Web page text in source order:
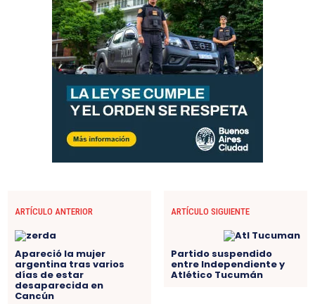
ARTÍCULO ANTERIOR
Apareció la mujer
argentina tras varios
días de estar
desaparecida en
Cancún
ARTÍCULO SIGUIENTE
Partido suspendido
entre Independiente y
Atlético Tucumán